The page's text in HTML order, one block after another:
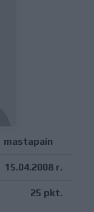
mastapain
15.04.2008 r.
25 pkt.